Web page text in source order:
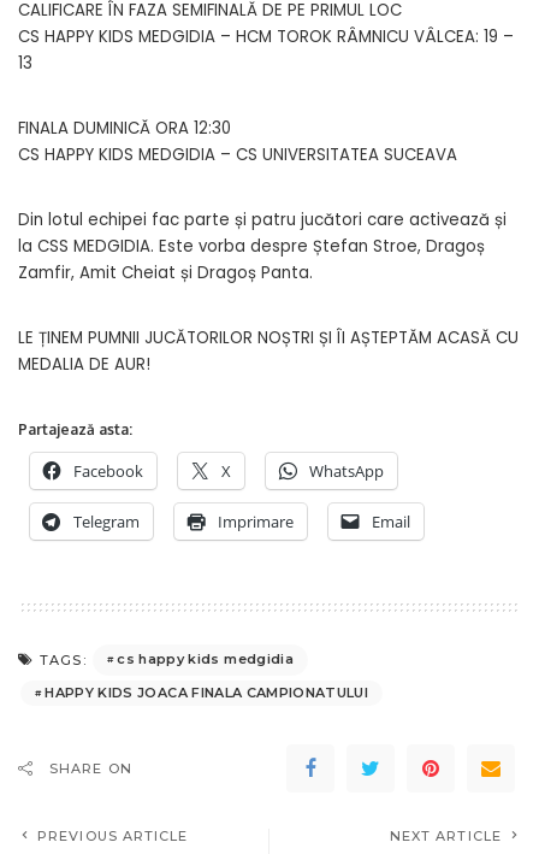
CALIFICARE ÎN FAZA SEMIFINALĂ DE PE PRIMUL LOC
CS HAPPY KIDS MEDGIDIA – HCM TOROK RÂMNICU VÂLCEA: 19 –
13
FINALA DUMINICĂ ORA 12:30
CS HAPPY KIDS MEDGIDIA – CS UNIVERSITATEA SUCEAVA
Din lotul echipei fac parte și patru jucători care activează și
la CSS MEDGIDIA. Este vorba despre Ștefan Stroe, Dragoș
Zamfir, Amit Cheiat și Dragoș Panta.
LE ȚINEM PUMNII JUCĂTORILOR NOȘTRI ȘI ÎI AȘTEPTĂM ACASĂ CU
MEDALIA DE AUR!
Partajează asta:
Facebook X WhatsApp
Telegram Imprimare Email
TAGS:
cs happy kids medgidia
HAPPY KIDS JOACA FINALA CAMPIONATULUI
SHARE ON
PREVIOUS ARTICLE NEXT ARTICLE